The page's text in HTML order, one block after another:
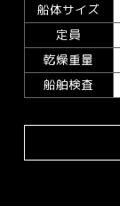
船体サイズ
定員
乾燥重量
船舶検査